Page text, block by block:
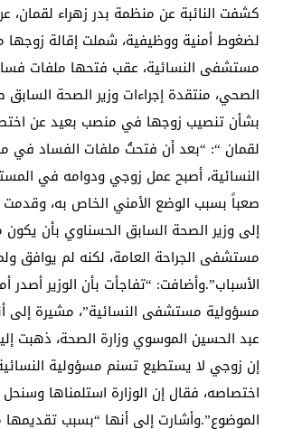
كشفت النائبة عن منظمة بدر زهراء لقمان،
لضغوط أمنية ووظيفية، شملت إقالة زوجها
مستشفى النسائية، عقب فتحها ملفات
الصحي، منتقدة إجراءات وزير الصحة السابق
بشأن تنصيب زوجها في منصب بعيد عن
لقمان “: “بعد أن فتحتُ ملفات الفساد
النسائية، أصبح عمل زوجي ودوامه في
صعباً بسبب الوضع الأمني الخاص به،
إلى وزير الصحة السابق الحسناوي بأن
مستشفى الجراحة العامة، لكنه لم يوافق
الأسباب”.وأضافت: “تفاجأت بأن الوزير أصدر
مسؤولية مستشفى النسائية”، مشيرة إلى
عبد الحسين الموسوي وزارة الصحة، ذهبت
إن زوجي لا يستطيع تسنم مسؤولية
اختصاصه، فقال إن الوزارة استلمناها وسنحل
الموضوع”.وأشارت إلى أنها “بسبب